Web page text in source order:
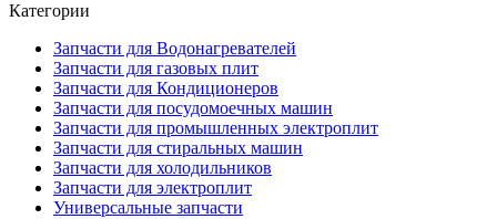
Категории
Запчасти для Водонагревателей
Запчасти для газовых плит
Запчасти для Кондиционеров
Запчасти для посудомоечных машин
Запчасти для промышленных электроплит
Запчасти для стиральных машин
Запчасти для холодильников
Запчасти для электроплит
Универсальные запчасти